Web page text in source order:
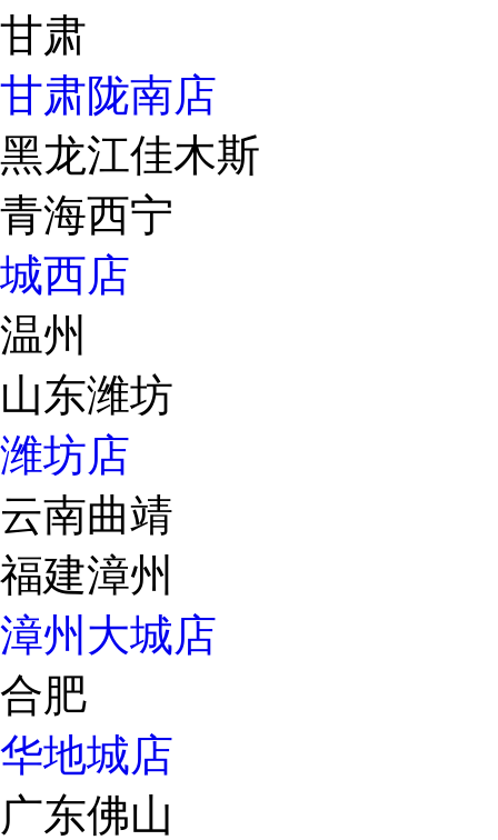
甘肃
甘肃陇南店
黑龙江佳木斯
青海西宁
城西店
温州
山东潍坊
潍坊店
云南曲靖
福建漳州
漳州大城店
合肥
华地城店
广东佛山